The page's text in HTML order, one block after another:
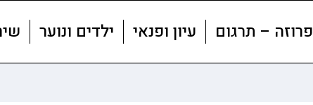
פרוזה – תרגום עיון ופנאי ילדים ונוער